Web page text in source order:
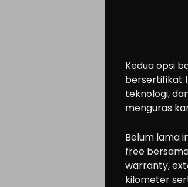
Kedua opsi
bersertifikat
teknologi,
menguras
Belum lama
free
warranty,
kilometer